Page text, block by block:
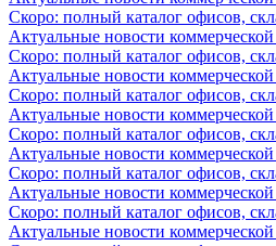
Скоро: полный каталог офисов,
Актуальные новости
Скоро: полный каталог офисов,
Актуальные новости
Скоро: полный каталог офисов,
Актуальные новости
Скоро: полный каталог офисов,
Актуальные новости
Скоро: полный каталог офисов,
Актуальные новости
Скоро: полный каталог офисов,
Актуальные новости